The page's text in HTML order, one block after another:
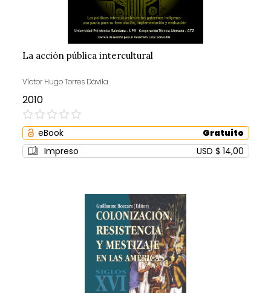
La acción pública intercultural
Víctor Hugo Torres Dávila
2010
0%
eBook
Gratuito
Impreso
USD $ 14,00